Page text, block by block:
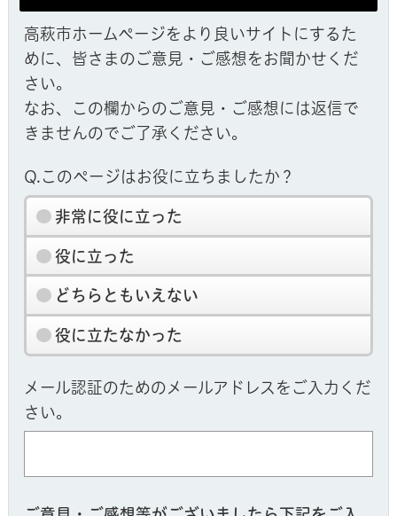
高萩市ホームページをより良いサイトにするた
めに、皆さまのご意見・ご感想をお聞かせくだ
さい。
なお、この欄からのご意見・ご感想には返信で
きませんのでご了承ください。
Q.このページはお役に立ちましたか？
非常に役に立った
役に立った
どちらともいえない
役に立たなかった
メール認証のためのメールアドレスをご入力くだ
さい。